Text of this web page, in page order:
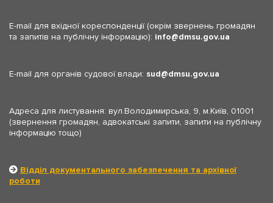
E-mail для вхідної кореспонденції (окрім звернень громадян
та запитів на публічну інформацію): info dmsu.gov.ua
E-mail для органів судової влади: sud dmsu.gov.ua
Адреса для листування: вул.Володимирська, 9, м.Київ, 01001
(звернення громадян, адвокатські запити, запити на публічну
інформацію тощо)
Відділ документального забезпечення та архівної
роботи